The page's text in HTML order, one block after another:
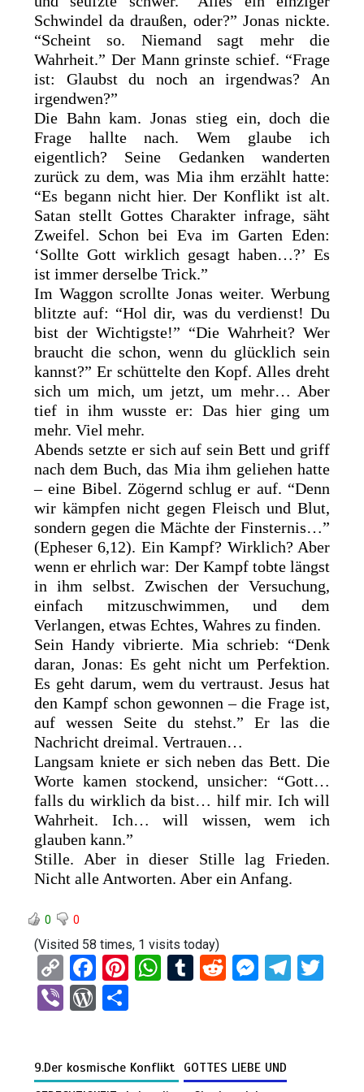
Schwindel da draußen, oder?” Jonas nickte.
“Scheint so. Niemand sagt mehr die
Wahrheit.” Der Mann grinste schief. “Frage
ist: Glaubst du noch an irgendwas? An
irgendwen?”
Die Bahn kam. Jonas stieg ein, doch die
Frage hallte nach. Wem glaube ich
eigentlich? Seine Gedanken wanderten
zurück zu dem, was Mia ihm erzählt hatte:
“Es begann nicht hier. Der Konflikt ist alt.
Satan stellt Gottes Charakter infrage, säht
Zweifel. Schon bei Eva im Garten Eden:
‘Sollte Gott wirklich gesagt haben…?’ Es
ist immer derselbe Trick.”
Im Waggon scrollte Jonas weiter. Werbung
blitzte auf: “Hol dir, was du verdienst! Du
bist der Wichtigste!” “Die Wahrheit? Wer
braucht die schon, wenn du glücklich sein
kannst?” Er schüttelte den Kopf. Alles dreht
sich um mich, um jetzt, um mehr… Aber
tief in ihm wusste er: Das hier ging um
mehr. Viel mehr.
Abends setzte er sich auf sein Bett und griff
nach dem Buch, das Mia ihm geliehen hatte
– eine Bibel. Zögernd schlug er auf. “Denn
wir kämpfen nicht gegen Fleisch und Blut,
sondern gegen die Mächte der Finsternis…”
(Epheser 6,12). Ein Kampf? Wirklich? Aber
wenn er ehrlich war: Der Kampf tobte längst
in ihm selbst. Zwischen der Versuchung,
einfach mitzuschwimmen, und dem
Verlangen, etwas Echtes, Wahres zu finden.
Sein Handy vibrierte. Mia schrieb: “Denk
daran, Jonas: Es geht nicht um Perfektion.
Es geht darum, wem du vertraust. Jesus hat
den Kampf schon gewonnen – die Frage ist,
auf wessen Seite du stehst.” Er las die
Nachricht dreimal. Vertrauen…
Langsam kniete er sich neben das Bett. Die
Worte kamen stockend, unsicher: “Gott…
falls du wirklich da bist… hilf mir. Ich will
Wahrheit. Ich… will wissen, wem ich
glauben kann.”
Stille. Aber in dieser Stille lag Frieden.
Nicht alle Antworten. Aber ein Anfang.
0 0
(Visited 58 times, 1 visits today)
C
o
py
n
F
a
ce
o
Pi
t
W
A
T
r
R
t
M
g
T
Vi W
Pr n
9.Der kosmische Konflikt GOTTES LIEBE UND